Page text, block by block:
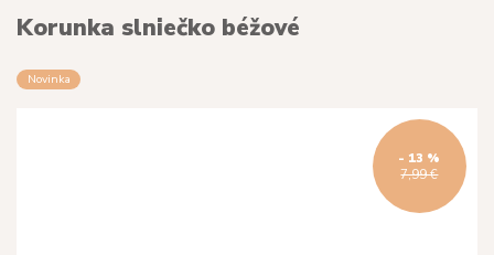
Korunka slniečko béžové
Novinka
7,99 €
- 13 %